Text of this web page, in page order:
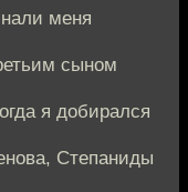
меня
сыном
я добирался
Степаниды